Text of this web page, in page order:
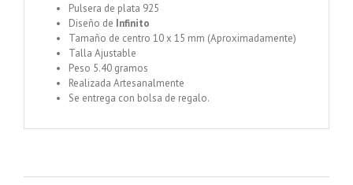
Pulsera de plata 925
Diseño de Infinito
Tamaño de centro 10 x 15 mm (Aproximadamente)
Talla Ajustable
Peso 5.40 gramos
Realizada Artesanalmente
Se entrega con bolsa de regalo.